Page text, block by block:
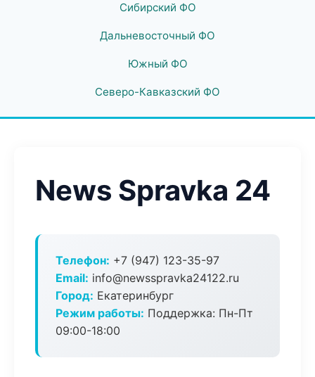
Сибирский ФО
Дальневосточный ФО
Южный ФО
Северо-Кавказский ФО
News Spravka 24
Телефон: +7 (947) 123-35-97
Email: info@newsspravka24122.ru
Город: Екатеринбург
Режим работы: Поддержка: Пн-Пт
09:00-18:00